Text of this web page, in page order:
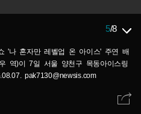
5/8
'나 혼자만 레벨업 온 아이스' 주연 배
역)이 7일 서울 양천구 목동아이스링
pak7130@newsis.com